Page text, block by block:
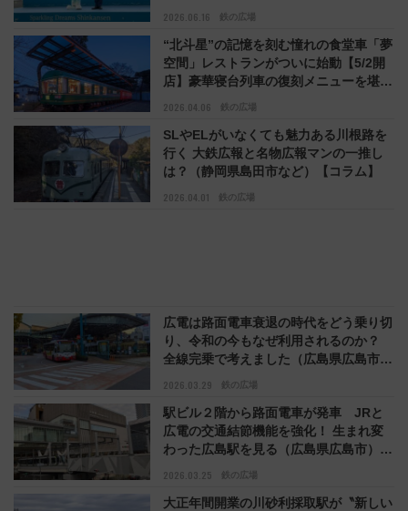
2026.06.16 鉄の広場
2026.04.06 鉄の広場
“北斗星”の記憶を刻む憧れの食堂車「夢
空間」レストランがついに始動【5/2開
店】豪華寝台列車の復刻メニューを堪能
2026.04.01 鉄の広場
SLやELがいなくても魅力ある川根路を
行く 大鉄広報と名物広報マンの一推し
は？（静岡県島田市など）【コラム】
2026.03.29 鉄の広場
広電は路面電車衰退の時代をどう乗り切
り、令和の今もなぜ利用されるのか？
全線完乗で考えました（広島県広島市）
2026.03.25 鉄の広場
駅ビル２階から路面電車が発車 JRと
広電の交通結節機能を強化！ 生まれ変
わった広島駅を見る（広島県広島市）
大正年間開業の川砂利採取駅が〝新しい